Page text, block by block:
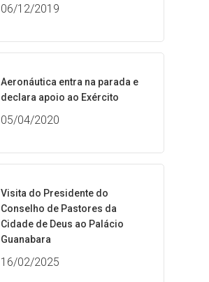
06/12/2019
Aeronáutica entra na parada e
declara apoio ao Exército
05/04/2020
Visita do Presidente do
Conselho de Pastores da
Cidade de Deus ao Palácio
Guanabara
16/02/2025